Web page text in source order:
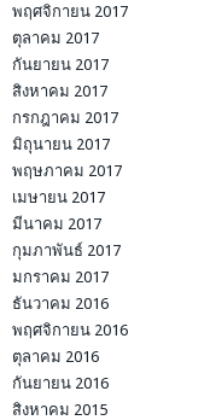
พฤศจิกายน 2017
ตุลาคม 2017
กันยายน 2017
สิงหาคม 2017
กรกฎาคม 2017
มิถุนายน 2017
พฤษภาคม 2017
เมษายน 2017
มีนาคม 2017
กุมภาพันธ์ 2017
มกราคม 2017
ธันวาคม 2016
พฤศจิกายน 2016
ตุลาคม 2016
กันยายน 2016
สิงหาคม 2015